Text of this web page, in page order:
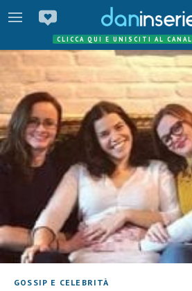
CLICCA QUI E UNISCITI AL
GOSSIP E CELEBRITÀ